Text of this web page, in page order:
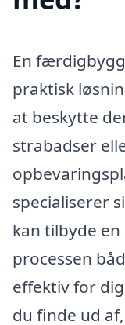
En
praktisk
at beskytte
strabadser
specialiserer
kan tilbyde
processen
effektiv for
du finde ud